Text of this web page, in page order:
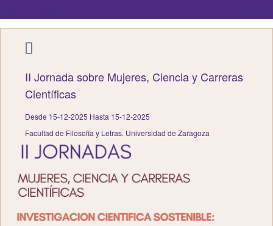
II Jornada sobre Mujeres, Ciencia y Carreras
Científicas
Desde 15-12-2025 Hasta 15-12-2025
Facultad de Filosofía y Letras. Universidad de Zaragoza